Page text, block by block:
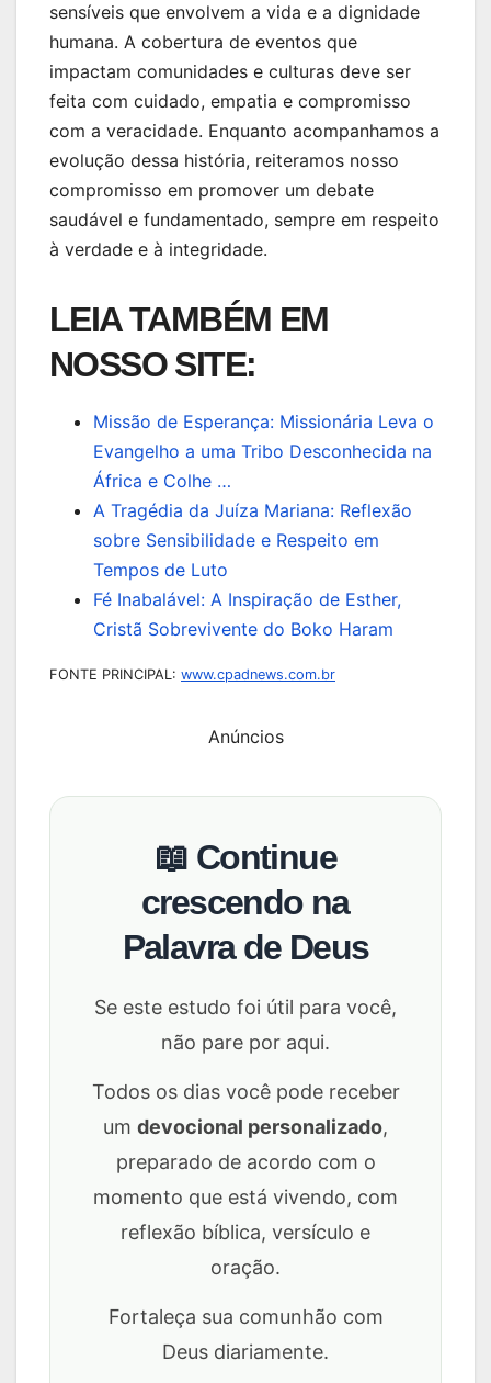
sensíveis que envolvem a vida e a dignidade
humana. A cobertura de eventos que
impactam comunidades e culturas deve ser
feita com cuidado, empatia e compromisso
com a veracidade. Enquanto acompanhamos a
evolução dessa história, reiteramos nosso
compromisso em promover um debate
saudável e fundamentado, sempre em respeito
à verdade e à integridade.
LEIA TAMBÉM EM
NOSSO SITE:
Missão de Esperança: Missionária Leva o
Evangelho a uma Tribo Desconhecida na
África e Colhe …
A Tragédia da Juíza Mariana: Reflexão
sobre Sensibilidade e Respeito em
Tempos de Luto
Fé Inabalável: A Inspiração de Esther,
Cristã Sobrevivente do Boko Haram
FONTE PRINCIPAL: www.cpadnews.com.br
Anúncios
📖 Continue
crescendo na
Palavra de Deus
Se este estudo foi útil para você,
não pare por aqui.
Todos os dias você pode receber
um devocional personalizado,
preparado de acordo com o
momento que está vivendo, com
reflexão bíblica, versículo e
oração.
Fortaleça sua comunhão com
Deus diariamente.